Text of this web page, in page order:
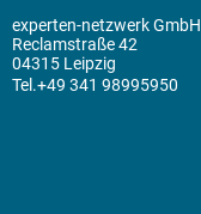
experten-netzwerk GmbH
Reclamstraße 42
04315 Leipzig
+49 341 98995950